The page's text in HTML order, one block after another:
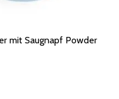
mit Saugnapf Powder